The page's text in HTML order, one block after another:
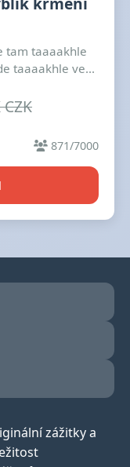
tam taaaakhle
taaaakhle ve...
871/7000
zážitky a